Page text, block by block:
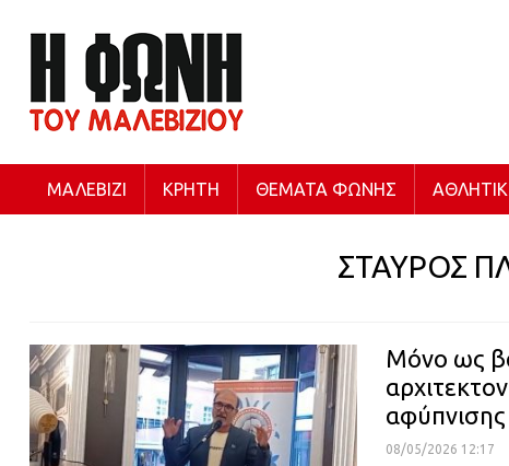
ΜΑΛΕΒΊΖΙ ΚΡΉΤΗ ΘΈΜΑΤΑ ΦΩΝΉΣ
ΣΤΑΥΡΟΣ
Μόνο ως
αφύπνισης
08/05/2026 12:17